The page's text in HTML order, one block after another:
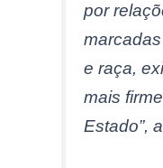
por
e raça,
mais
Estado”,